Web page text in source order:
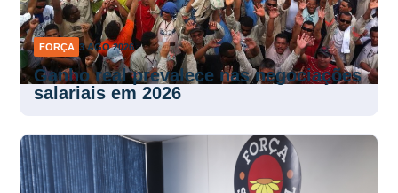
FORÇA 3 AGO 2026
Ganho real prevalece nas negociações
salariais em 2026